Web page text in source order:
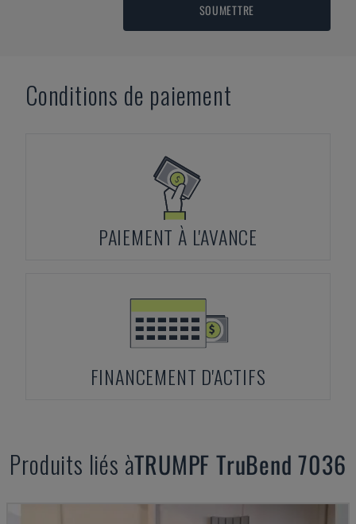
SOUMETTRE
Conditions de paiement
PAIEMENT À L'AVANCE
FINANCEMENT D'ACTIFS
Produits liés àTRUMPF TruBend 7036